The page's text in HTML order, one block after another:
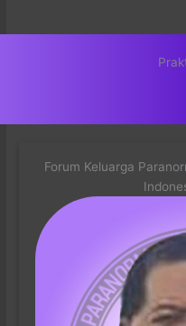
Forum Keluarga